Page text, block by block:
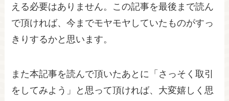
える必要はありません。この記事を最後まで読ん
で頂ければ、今までモヤモヤしていたものがすっ
きりするかと思います。
また本記事を読んで頂いたあとに「さっそく取引
をしてみよう」と思って頂ければ、大変嬉しく思